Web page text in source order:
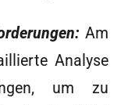
Am
Analyse
um zu